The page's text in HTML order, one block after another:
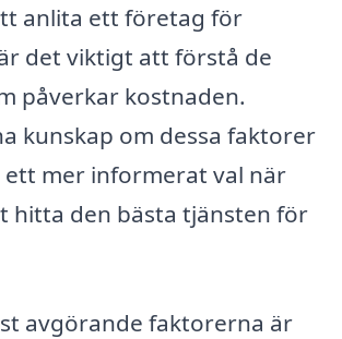
anlita ett företag för
det viktigt att förstå de
påverkar kostnaden.
kunskap om dessa faktorer
ett mer informerat val när
hitta den bästa tjänsten för
avgörande faktorerna är